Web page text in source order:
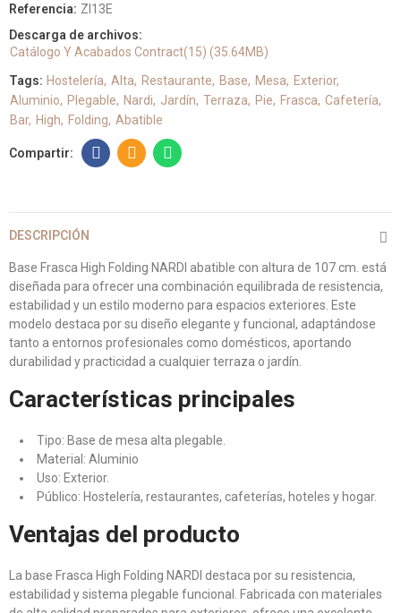
Referencia: ZI13E
Descarga de archivos:
Catálogo Y Acabados Contract(15) (35.64MB)
Tags: Hostelería Alta Restaurante Base Mesa
Exterior
Aluminio
Plegable Nardi Jardín Terraza Pie Frasca Cafetería
Bar
High Folding Abatible
DESCRIPCIÓN
Base Frasca High Folding NARDI abatible con altura de 107 cm. está
diseñada para ofrecer una combinación equilibrada de resistencia,
estabilidad y un estilo moderno para espacios exteriores. Este
modelo destaca por su diseño elegante y funcional, adaptándose
tanto a entornos profesionales como domésticos, aportando
durabilidad y practicidad a cualquier terraza o jardín.
Características principales
Tipo: Base de mesa alta plegable.
Material: Aluminio
Uso: Exterior.
Público: Hostelería, restaurantes, cafeterías, hoteles y hogar.
Ventajas del producto
La base Frasca High Folding NARDI destaca por su resistencia,
estabilidad y sistema plegable funcional. Fabricada con materiales